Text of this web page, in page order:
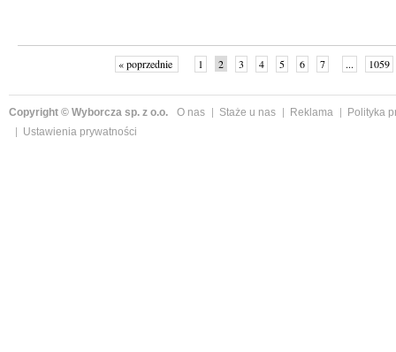
« poprzednie 1 2 3 4 5 6 7 ... 1059
Copyright © Wyborcza sp. z o.o. O nas Staże u nas Reklama
Polityka
Ustawienia prywatności